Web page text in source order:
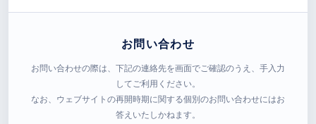
お問い合わせ
お問い合わせの際は、下記の連絡先を画面でご確認のうえ、手入力
してご利用ください。
なお、ウェブサイトの再開時期に関する個別のお問い合わせにはお
答えいたしかねます。